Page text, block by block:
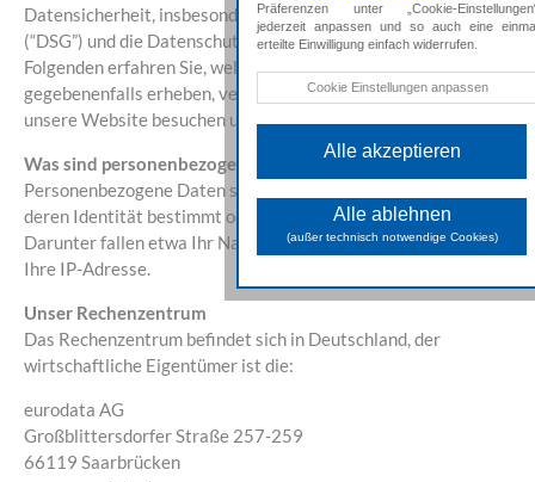
Datensicherheit, insbesondere das Datenschutzgesetz idgF
(“DSG”) und die Datenschutzgrundverordnung (“DSGVO”). Im
Folgenden erfahren Sie, welche Informationen wir
gegebenenfalls erheben, verarbeiten und nutzen, wenn Sie
unsere Website besuchen und nutzen.
Was sind personenbezogene Daten?
Personenbezogene Daten sind Informationen über Betroffene,
deren Identität bestimmt oder zumindest bestimmbar ist.
Darunter fallen etwa Ihr Name, Ihre E-Mail-Adresse sowie
Ihre IP-Adresse.
Unser Rechenzentrum
Das Rechenzentrum befindet sich in Deutschland, der
wirtschaftliche Eigentümer ist die:
eurodata AG
Großblittersdorfer Straße 257-259
66119 Saarbrücken
Präferenzen unter „Cookie-
jederzeit anpassen und so auch eine
erteilte Einwilligung einfach widerrufen.
Technische Cookies
erforderlich und können nicht
Analyse Cookies
Diese Cookies unterstützen
Sammeln allgemeiner Daten über
das Verhalten und die
der Besuchenden und können
gestellten Inhalte und
Cookie Einstellungen anpassen
Alle akzeptieren
Alle ablehnen
(außer technisch notwendige Cookies)